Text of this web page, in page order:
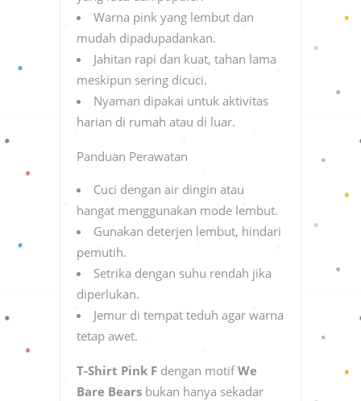
Warna pink yang lembut dan
mudah dipadupadankan.
Jahitan rapi dan kuat, tahan lama
meskipun sering dicuci.
Nyaman dipakai untuk aktivitas
harian di rumah atau di luar.
Panduan Perawatan
Cuci dengan air dingin atau
hangat menggunakan mode lembut.
Gunakan deterjen lembut, hindari
pemutih.
Setrika dengan suhu rendah jika
diperlukan.
Jemur di tempat teduh agar warna
tetap awet.
T-Shirt Pink F dengan motifWe
Bare Bears bukan hanya sekadar